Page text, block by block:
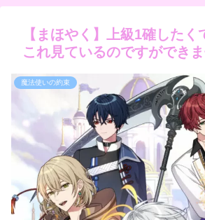
【まほやく】上級1確したく
これ見ているのですがで
魔法使いの約束